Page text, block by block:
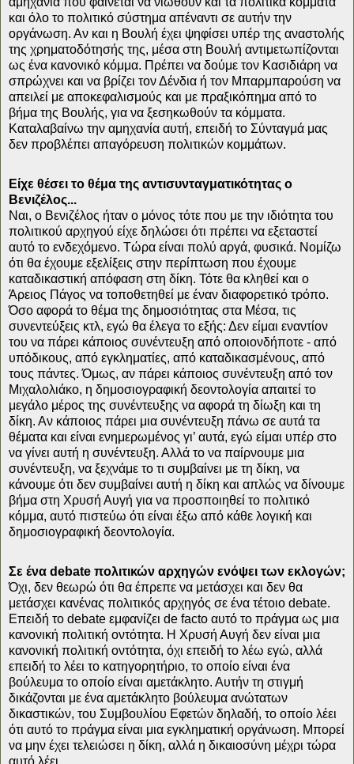
και όλο το πολιτικό σύστημα απέναντι σε αυτήν την
οργάνωση. Αν και η Βουλή έχει ψηφίσει υπέρ της αναστολής
της χρηματοδότησής της, μέσα στη Βουλή αντιμετωπίζονται
ως ένα κανονικό κόμμα. Πρέπει να δούμε τον Κασιδιάρη να
σπρώχνει και να βρίζει τον Δένδια ή τον Μπαρμπαρούση να
απειλεί με αποκεφαλισμούς και με πραξικόπημα από το
βήμα της Βουλής, για να ξεσηκωθούν τα κόμματα.
Καταλαβαίνω την αμηχανία αυτή, επειδή το Σύνταγμά μας
δεν προβλέπει απαγόρευση πολιτικών κομμάτων.
Είχε θέσει το θέμα της αντισυνταγματικότητας ο
Βενιζέλος...
Ναι, ο Βενιζέλος ήταν ο μόνος τότε που με την ιδιότητα του
πολιτικού αρχηγού είχε δηλώσει ότι πρέπει να εξεταστεί
αυτό το ενδεχόμενο. Τώρα είναι πολύ αργά, φυσικά. Νομίζω
ότι θα έχουμε εξελίξεις στην περίπτωση που έχουμε
καταδικαστική απόφαση στη δίκη. Τότε θα κληθεί και ο
Άρειος Πάγος να τοποθετηθεί με έναν διαφορετικό τρόπο.
Όσο αφορά το θέμα της δημοσιότητας στα Μέσα, τις
συνεντεύξεις κτλ, εγώ θα έλεγα το εξής: Δεν είμαι εναντίον
του να πάρει κάποιος συνέντευξη από οποιονδήποτε - από
υπόδικους, από εγκληματίες, από καταδικασμένους, από
τους πάντες. Όμως, αν πάρει κάποιος συνέντευξη από τον
Μιχαλολιάκο, η δημοσιογραφική δεοντολογία απαιτεί το
μεγάλο μέρος της συνέντευξης να αφορά τη δίωξη και τη
δίκη. Αν κάποιος πάρει μια συνέντευξη πάνω σε αυτά τα
θέματα και είναι ενημερωμένος γι’ αυτά, εγώ είμαι υπέρ στο
να γίνει αυτή η συνέντευξη. Αλλά το να παίρνουμε μια
συνέντευξη, να ξεχνάμε το τι συμβαίνει με τη δίκη, να
κάνουμε ότι δεν συμβαίνει αυτή η δίκη και απλώς να δίνουμε
βήμα στη Χρυσή Αυγή για να προσποιηθεί το πολιτικό
κόμμα, αυτό πιστεύω ότι είναι έξω από κάθε λογική και
δημοσιογραφική δεοντολογία.
Σε ένα debate πολιτικών αρχηγών ενόψει των εκλογών;
Όχι, δεν θεωρώ ότι θα έπρεπε να μετάσχει και δεν θα
μετάσχει κανένας πολιτικός αρχηγός σε ένα τέτοιο debate.
Επειδή το debate εμφανίζει de facto αυτό το πράγμα ως μια
κανονική πολιτική οντότητα. Η Χρυσή Αυγή δεν είναι μια
κανονική πολιτική οντότητα, όχι επειδή το λέω εγώ, αλλά
επειδή το λέει το κατηγορητήριο, το οποίο είναι ένα
βούλευμα το οποίο είναι αμετάκλητο. Αυτήν τη στιγμή
δικάζονται με ένα αμετάκλητο βούλευμα ανώτατων
δικαστικών, του Συμβουλίου Εφετών δηλαδή, το οποίο λέει
ότι αυτό το πράγμα είναι μια εγκληματική οργάνωση. Μπορεί
να μην έχει τελειώσει η δίκη, αλλά η δικαιοσύνη μέχρι τώρα
αυτό λέει.